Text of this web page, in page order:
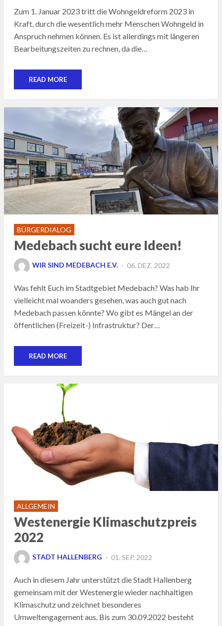
Zum 1. Januar 2023 tritt die Wohngeldreform 2023 in
Kraft, durch die wesentlich mehr Menschen Wohngeld in
Anspruch nehmen können. Es ist allerdings mit längeren
Bearbeitungszeiten zu rechnen, da die…
READ MORE
BÜRGERDIALOG
Medebach sucht eure Ideen!
WIR SIND MEDEBACH E.V.
POSTED
06. DEZ. 2022
Was fehlt Euch im Stadtgebiet Medebach? Was hab Ihr
vielleicht mal woanders gesehen, was auch gut nach
Medebach passen könnte? Wo gibt es Mängel an der
öffentlichen (Freizeit-) Infrastruktur? Der…
READ MORE
ALLGEMEIN
Westenergie Klimaschutzpreis
2022
STADT HALLENBERG
POSTED
01. SEP. 2022
Auch in diesem Jahr unterstützt die Stadt Hallenberg
gemeinsam mit der Westenergie wieder nachhaltigen
Klimaschutz und zeichnet besonderes
Umweltengagement aus. Bis zum 30.09.2022 besteht